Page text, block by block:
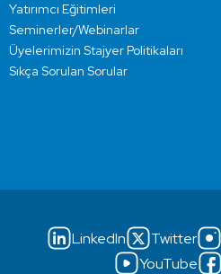
Yatırımcı Eğitimleri
Seminerler/Webinarlar
Üyelerimizin Stajyer Politikaları
Sıkça Sorulan Sorular
LinkedIn Twitter
YouTube